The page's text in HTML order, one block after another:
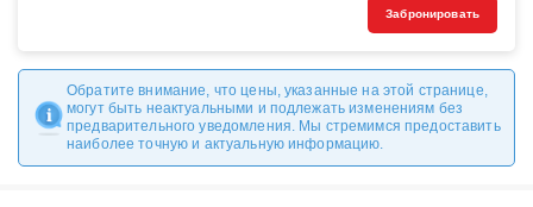
Забронировать
Обратите внимание, что цены, указанные на этой странице,
могут быть неактуальными и подлежать изменениям без
предварительного уведомления. Мы стремимся предоставить
наиболее точную и актуальную информацию.